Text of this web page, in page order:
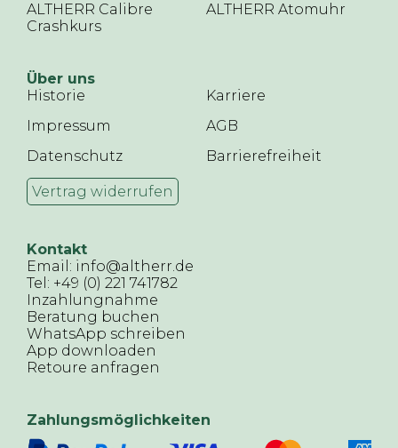
ALTHERR Calibre
Crashkurs
ALTHERR Atomuhr
Über uns
Historie
Karriere
Impressum
AGB
Datenschutz
Barrierefreiheit
Vertrag widerrufen
Kontakt
Email: info@altherr.de
Tel: +49 (0) 221 741782
Inzahlungnahme
Beratung buchen
WhatsApp schreiben
App downloaden
Retoure anfragen
Zahlungsmöglichkeiten